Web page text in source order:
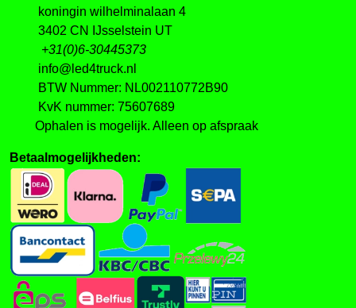
koningin wilhelminalaan 4
3402 CN IJsselstein UT
+31(0)6-30445373
info@led4truck.nl
BTW Nummer: NL002110772B90
KvK nummer: 75607689
Ophalen is mogelijk. Alleen op afspraak
Betaalmogelijkheden: